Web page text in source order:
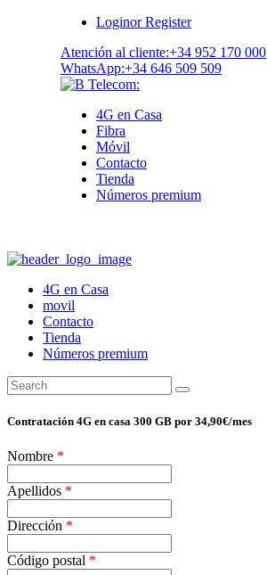
LoginorRegister
Atención al cliente:+34 952 170 000
WhatsApp:+34 646 509 509
4G en Casa
Fibra
Móvil
Contacto
Tienda
Números premium
4G en Casa
movil
Contacto
Tienda
Números premium
Contratación 4G en casa 300 GB por 34,90€/mes
Nombre *
Apellidos *
Dirección *
Código postal *